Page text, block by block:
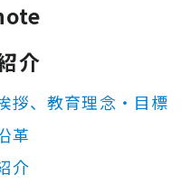
介
拶、教育理念・目標
革
介